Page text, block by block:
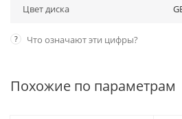
Цвет диска
? Что означают эти цифры?
Похожие по параметрам